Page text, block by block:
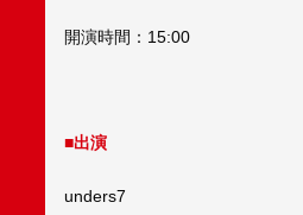
開演時間：15:00
■出演
unders7